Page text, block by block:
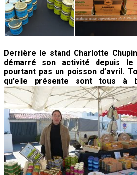
Derrière le stand Charlotte
démarré son activité depuis
pourtant pas un poisson d’avril.
qu’elle présente sont tous à